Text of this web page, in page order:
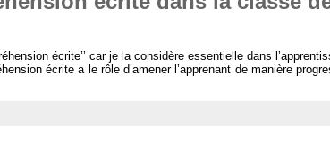
écrite’’ car je la considère essentielle dans
écrite a le rôle d’amener l’apprenant de manière